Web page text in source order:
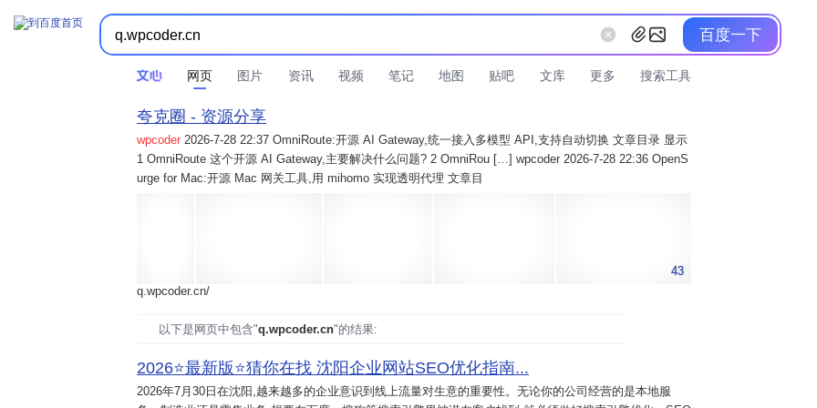
百度一下
网页 图片 资讯 视频 笔记 地图 贴吧 文库 更多 搜索工具
夸克圈 - 资源分享
wpcoder 2026-7-28 22:37 OmniRoute:开源 AI Gateway,统一接入多模型 API,支持自动切换 文章目录 显示
1 OmniRoute 这个开源 AI Gateway,主要解决什么问题? 2 OmniRou […] wpcoder 2026-7-28 22:36 OpenS
urge for Mac:开源 Mac 网关工具,用 mihomo 实现透明代理 文章目
43
q.wpcoder.cn/
以下是网页中包含"q.wpcoder.cn"的结果:
2026⭐️最新版⭐️猜你在找 沈阳企业网站SEO优化指南...
2026年7月30日在沈阳,越来越多的企业意识到线上流量对生意的重要性。无论你的公司经营的是本地服